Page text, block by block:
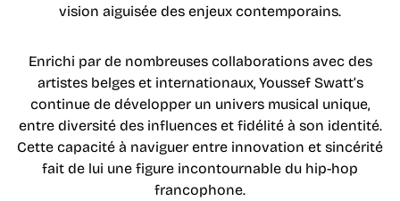
vision aiguisée des enjeux contemporains.
Enrichi par de nombreuses collaborations avec des
artistes belges et internationaux, Youssef Swatt’s
continue de développer un univers musical unique,
entre diversité des influences et fidélité à son identité.
Cette capacité à naviguer entre innovation et sincérité
fait de lui une figure incontournable du hip-hop
francophone.